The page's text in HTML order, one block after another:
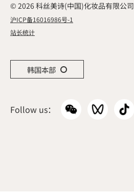
© 2026 科丝美诗(中国)化妆品有限公司
沪ICP备16016986号-1
站长统计
Follow us：